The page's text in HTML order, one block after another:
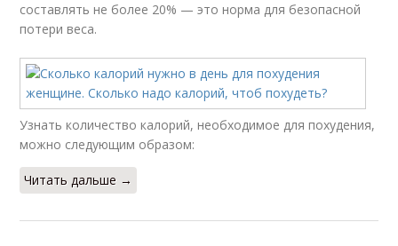
составлять не более 20% — это норма для безопасной
потери веса.
Узнать количество калорий, необходимое для похудения,
можно следующим образом:
Читать дальше →